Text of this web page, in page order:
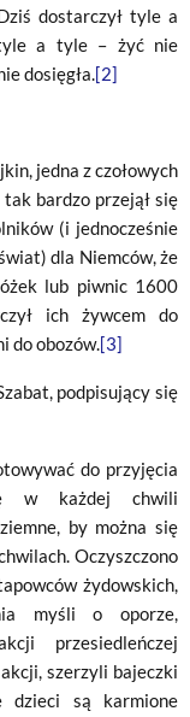
dostarczył tyle a
tyle a tyle – żyć nie
dosięgła.[2]
jedna z czołowych
bardzo przejął się
(i jednocześnie
dla Niemców, że
lub piwnic 1600
ich żywcem do
do obozów.[3]
podpisujący się
do przyjęcia
w każdej chwili
by można się
Oczyszczono
żydowskich,
myśli o oporze,
przesiedleńczej
szerzyli bajeczki
dzieci są karmione